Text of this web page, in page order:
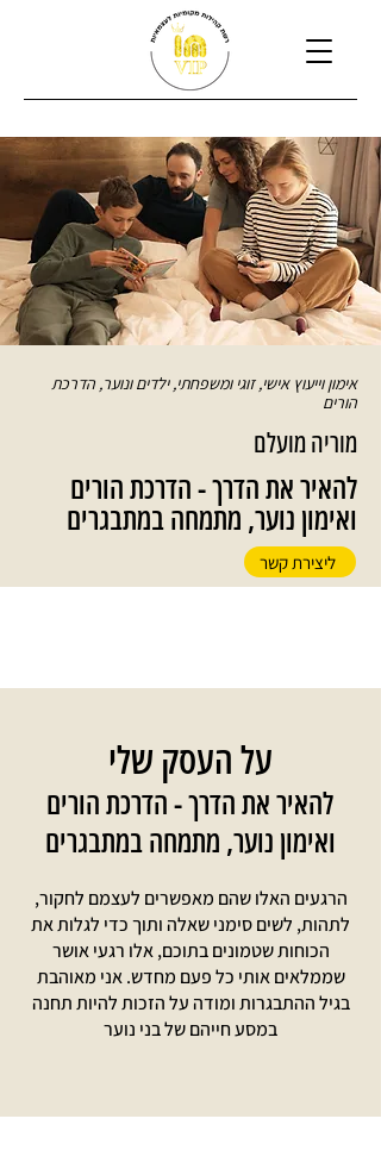
אימון וייעוץ אישי, זוגי ומשפחתי, ילדים ונוער, הדרכת
הורים
מוריה מועלם
להאיר את הדרך - הדרכת הורים
ואימון נוער, מתמחה במתבגרים
ליצירת קשר
להאיר את הדרך - הדרכת הורים
ואימון נוער, מתמחה במתבגרים
על העסק שלי
הרגעים האלו שהם מאפשרים לעצמם לחקור,
לתהות, לשים סימני שאלה ותוך כדי לגלות את
הכוחות שטמונים בתוכם, אלו רגעי אושר
שממלאים אותי כל פעם מחדש. אני מאוהבת
בגיל ההתבגרות ומודה על הזכות להיות תחנה
במסע חייהם של בני נוער